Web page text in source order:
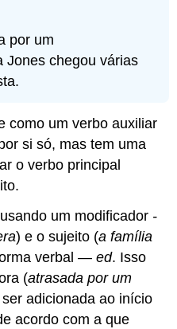
por um
Jones chegou várias
como um verbo auxiliar
si só, mas tem uma
o verbo principal
um modificador -
) e o sujeito (a família
verbal —ed. Isso
(atrasada por um
adicionada ao início
acordo com a que